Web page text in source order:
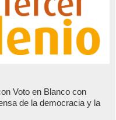
Voto en Blanco con
de la democracia y la